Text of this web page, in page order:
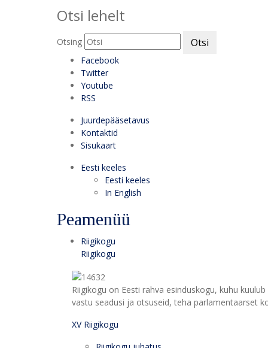
Otsi lehelt
Otsing Otsi
Facebook
Twitter
Youtube
RSS
Juurdepääsetavus
Kontaktid
Sisukaart
Eesti keeles
Eesti keeles
In English
Peamenüü
Riigikogu
Riigikogu
Riigikogu on Eesti rahva esinduskogu, kuhu
vastu seadusi ja otsuseid, teha parlamentaarset
XV Riigikogu